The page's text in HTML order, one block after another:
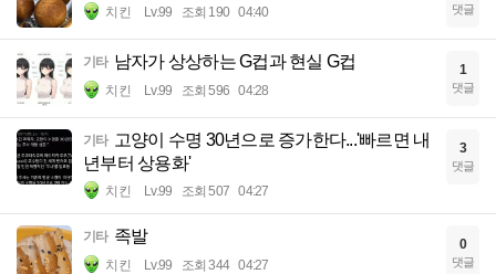
치킨 Lv.99 조회 190 04:40 댓글
기타 남자가 상상하는 G컵과 현실 G컵
치킨 Lv.99 조회 596 04:28
1
댓글
기타 고양이 수명 30년으로 증가한다...'빠르면 내
년부터 상용화'
치킨 Lv.99 조회 507 04:27
3
댓글
기타 족발
치킨 Lv.99 조회 344 04:27
0
댓글